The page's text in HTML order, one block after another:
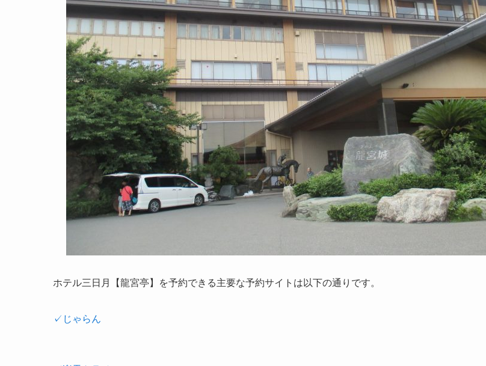
ホテル三日月【龍宮亭】を予約できる主要な予約サイトは以下の通りです。
✓じゃらん